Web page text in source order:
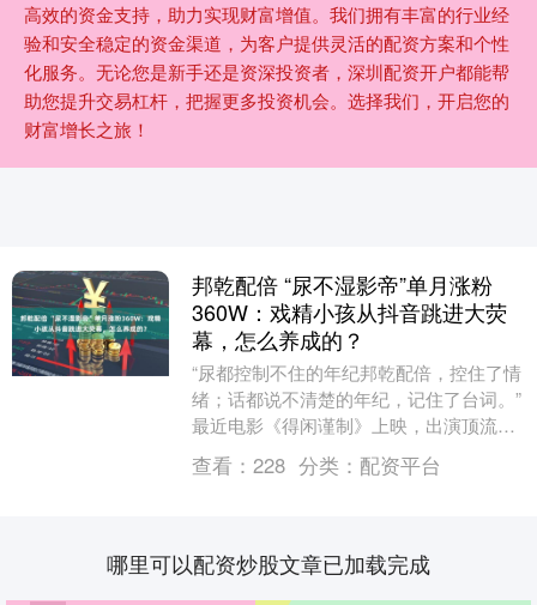
高效的资金支持，助力实现财富增值。我们拥有丰富的行业经
验和安全稳定的资金渠道，为客户提供灵活的配资方案和个性
化服务。无论您是新手还是资深投资者，深圳配资开户都能帮
助您提升交易杠杆，把握更多投资机会。选择我们，开启您的
财富增长之旅！
邦乾配倍 “尿不湿影帝”单月涨粉
360W：戏精小孩从抖音跳进大荧
幕，怎么养成的？
“尿都控制不住的年纪邦乾配倍，控住了情
绪；话都说不清楚的年纪，记住了台词。”
最近电影《得闲谨制》上映，出演顶流偶
像儿子的小家伙刚好印证了这句话。 前不
久电影《....
查看： 228 分类： 配资平台
哪里可以配资炒股文章已加载完成